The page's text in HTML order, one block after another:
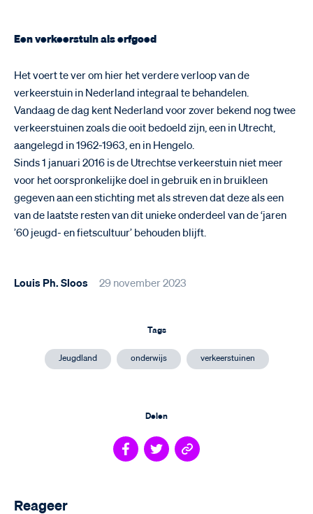
Een verkeerstuin als erfgoed
Het voert te ver om hier het verdere verloop van de
verkeerstuin in Nederland integraal te behandelen.
Vandaag de dag kent Nederland voor zover bekend nog twee
verkeerstuinen zoals die ooit bedoeld zijn, een in Utrecht,
aangelegd in 1962-1963, en in Hengelo.
Sinds 1 januari 2016 is de Utrechtse verkeerstuin niet meer
voor het oorspronkelijke doel in gebruik en in bruikleen
gegeven aan een stichting met als streven dat deze als een
van de laatste resten van dit unieke onderdeel van de ‘jaren
’60 jeugd- en fietscultuur’ behouden blijft.
Louis Ph. Sloos 29 november 2023
Tags
Jeugdland onderwijs verkeerstuinen
Delen
Reageer